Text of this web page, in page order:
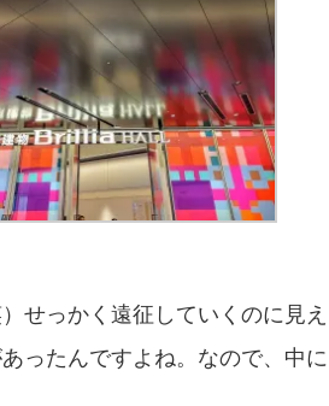
せっかく遠征していくのに見え
ったんですよね。なので、中に